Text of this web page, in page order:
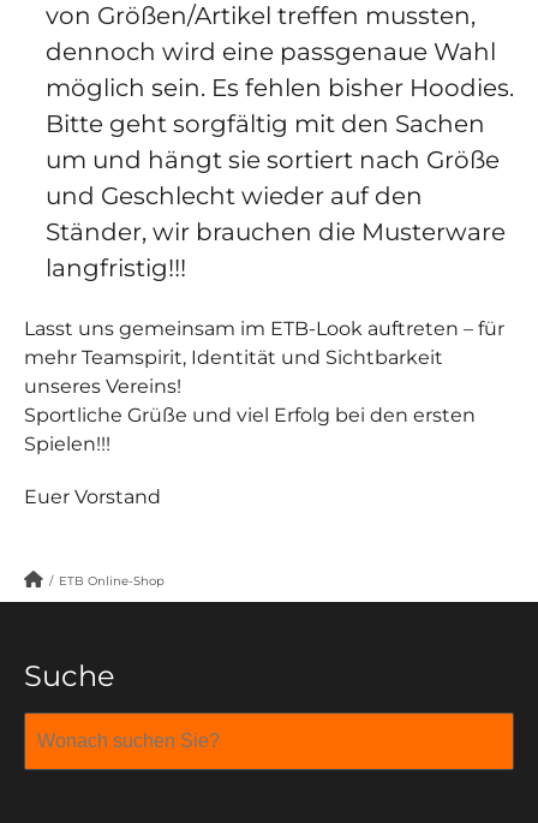
von Größen/Artikel treffen mussten,
dennoch wird eine passgenaue Wahl
möglich sein. Es fehlen bisher Hoodies.
Bitte geht sorgfältig mit den Sachen
um und hängt sie sortiert nach Größe
und Geschlecht wieder auf den
Ständer, wir brauchen die Musterware
langfristig!!!
Lasst uns gemeinsam im ETB-Look auftreten – für
mehr Teamspirit, Identität und Sichtbarkeit
unseres Vereins!
Sportliche Grüße und viel Erfolg bei den ersten
Spielen!!!
Euer Vorstand
/ ETB Online-Shop
Suche